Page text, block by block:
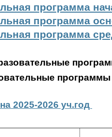
программа
программа
программа
программы
2025-2026 уч.год